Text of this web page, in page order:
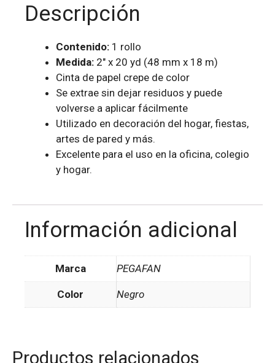
Descripción
Contenido: 1 rollo
Medida: 2″ x 20 yd (48 mm x 18 m)
Cinta de papel crepe de color
Se extrae sin dejar residuos y puede
volverse a aplicar fácilmente
Utilizado en decoración del hogar, fiestas,
artes de pared y más.
Excelente para el uso en la oficina, colegio
y hogar.
Información adicional
Marca PEGAFAN
Color Negro
Productos relacionados